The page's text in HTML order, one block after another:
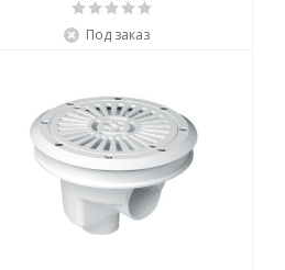
Под заказ